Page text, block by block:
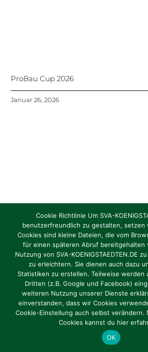
ProBau Cup 2026
Januar 26, 2026
Torhüter/in gesucht Jahrgang 2012 /
Oktober 1, 2024
Impressum|Datenschutz
Cookie Richtlinie Um SVA-
benutzerfreundlich zu gestalten, setzen
Cookies sind kleine Dateien, die vom
für einen späteren Abruf bereitgehalten
Nutzung von SVA-KOENIGSTAEDTEN.DE
zu erleichtern. Sie dienen auch dazu
Statistiken zu erstellen. Teilweise werden
Dritten (z.B. Google und Facebook)
weiteren Nutzung unserer Dienste
einverstanden, dass wir Cookies
Cookie-Einstellung auch selbst verändern.
Cookies kannst du hier
OK